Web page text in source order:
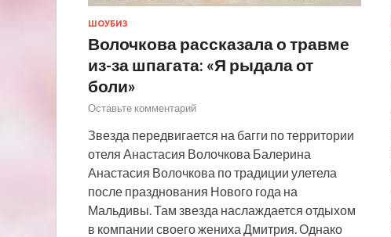
ШОУБИЗ
Волочкова рассказала о травме
из-за шпагата: «Я рыдала от
боли»
Оставьте комментарий
Звезда передвигается на багги по территории
отеля Анастасия Волочкова Балерина
Анастасия Волочкова по традиции улетела
после празднования Нового года на
Мальдивы. Там звезда наслаждается отдыхом
в компании своего жениха Дмитрия. Однако